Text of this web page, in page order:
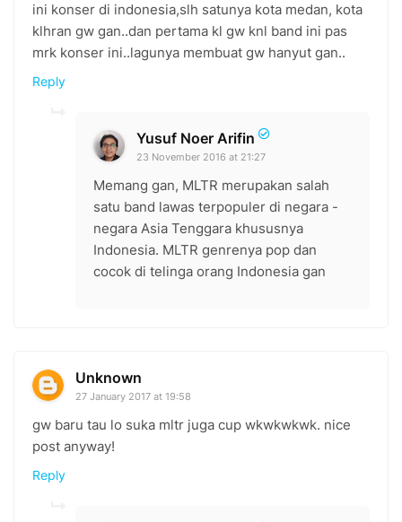
ini konser di indonesia,slh satunya kota medan, kota
klhran gw gan..dan pertama kl gw knl band ini pas
mrk konser ini..lagunya membuat gw hanyut gan..
Reply
Yusuf Noer Arifin
23 November 2016 at 21:27
Memang gan, MLTR merupakan salah
satu band lawas terpopuler di negara -
negara Asia Tenggara khususnya
Indonesia. MLTR genrenya pop dan
cocok di telinga orang Indonesia gan
Unknown
27 January 2017 at 19:58
gw baru tau lo suka mltr juga cup wkwkwkwk. nice
post anyway!
Reply